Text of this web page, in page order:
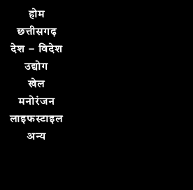
होम
छत्तीसगढ़
देश – विदेश
उद्योग
खेल
मनोरंजन
लाइफस्टाइल
अन्य